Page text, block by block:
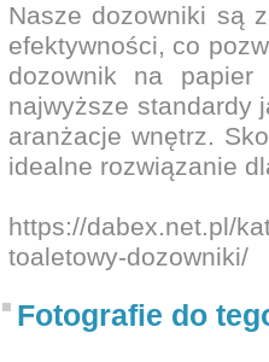
Nasze dozowniki są
efektywności, co
dozownik na papier
najwyższe standardy
aranżacje wnętrz.
idealne rozwiązanie
https://dabex.net.pl/
toaletowy-dozowniki/
Fotografie do